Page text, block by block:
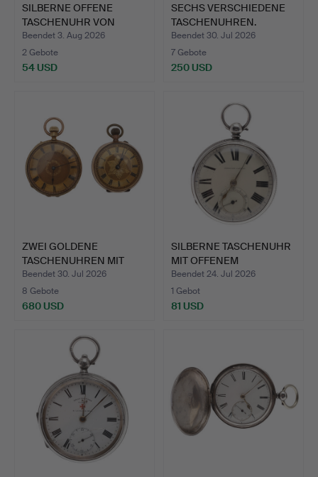
SILBERNE OFFENE
TASCHENUHR VON
PRESCOT.
Beendet 3. Aug 2026
2 Gebote
54 USD
SECHS VERSCHIEDENE
TASCHENUHREN.
Beendet 30. Jul 2026
7 Gebote
250 USD
ZWEI GOLDENE
TASCHENUHREN MIT
OFFENEM ZIFF…
Beendet 30. Jul 2026
8 Gebote
680 USD
SILBERNE TASCHENUHR
MIT OFFENEM
ZIFFERBLAT…
Beendet 24. Jul 2026
1 Gebot
81 USD